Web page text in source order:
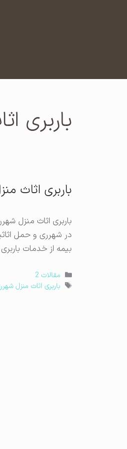
باربری
باربری اثاث
باربری اثاث منزل
در شهرری و حمل
بیمه از خدمات
دسته‌ها
مقالات 2
برچسب‌ها
باربری اثاث منزل